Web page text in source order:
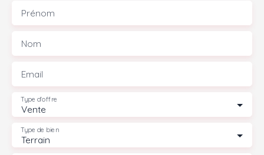
Prénom
Nom
Email
Vente
Type d'offre
Terrain
Type de bien